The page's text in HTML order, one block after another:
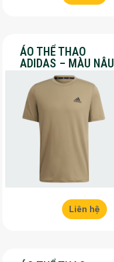
ÁO THỂ THAO
ADIDAS – MÀU NÂU
– SALE 30%
Liên hệ